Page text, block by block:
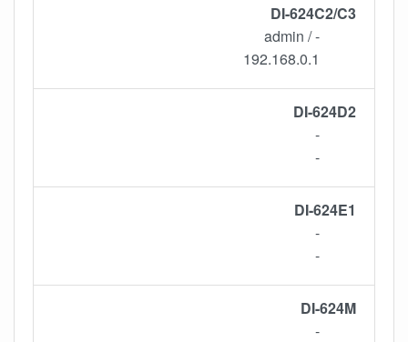
DI-624C2/C3
- / admin
192.168.0.1
DI-624D2
-
-
DI-624E1
-
-
DI-624M
-